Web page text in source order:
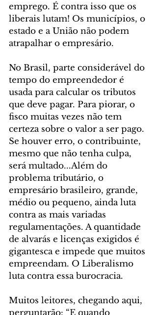
emprego. É contra isso que os
liberais lutam! Os municípios, o
estado e a União não podem
atrapalhar o empresário.
No Brasil, parte considerável do
tempo do empreendedor é
usada para calcular os tributos
que deve pagar. Para piorar, o
fisco muitas vezes não tem
certeza sobre o valor a ser pago.
Se houver erro, o contribuinte,
mesmo que não tenha culpa,
será multado...Além do
problema tributário, o
empresário brasileiro, grande,
médio ou pequeno, ainda luta
contra as mais variadas
regulamentações. A quantidade
de alvarás e licenças exigidos é
gigantesca e impede que muitos
empreendam. O Liberalismo
luta contra essa burocracia.
Muitos leitores, chegando aqui,
perguntarão: “E quando